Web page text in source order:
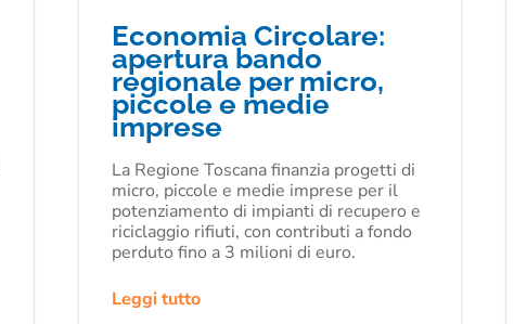
Economia Circolare:
apertura bando
regionale per micro,
piccole e medie
imprese
La Regione Toscana finanzia progetti di
micro, piccole e medie imprese per il
potenziamento di impianti di recupero e
riciclaggio rifiuti, con contributi a fondo
perduto fino a 3 milioni di euro.
Leggi tutto